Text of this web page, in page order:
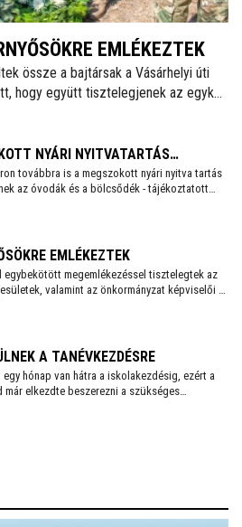
EMLÉKEZTEK
össze a bajtársak a Vásárhelyi úti
hogy együtt tisztelegjenek az egykori
Fejér Megyei Egyesülete ezzel a
világháború után újjászervezett,
ismertté vált ejtőernyős
NYÁRI NYITVATARTÁS
A FEHÉRVÁRI ÓVODÁK ÉS
továbbra is a megszokott nyári nyitva tartás
az óvodák és a bölcsődék - tájékoztatott
a város polgármestere. Hétfőtől is tehát a
EMLÉKEZTEK
egybekötött megemlékezéssel tisztelegtek az
valamint az önkormányzat képviselői a
Emlékműnél. A jelenlévők a 62. Önálló
A TANÉVKEZDÉSRE
hónap van hátra a iskolakezdésig, ezért a
elkezdte beszerezni a szükséges
papír-írószer üzletek már július eleje